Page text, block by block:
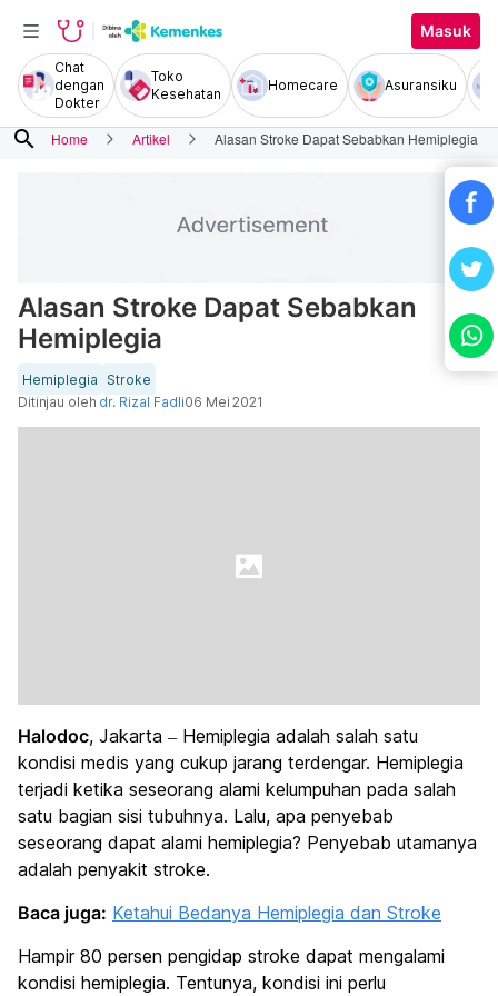
Masuk
Chat
dengan
Dokter
Toko
Kesehatan
Homecare Asuransiku
search Home Artikel Alasan Stroke Dapat Sebabkan Hemiplegia
Alasan Stroke Dapat Sebabkan
Hemiplegia
Hemiplegia
Stroke
Ditinjau oleh dr. Rizal Fadli06 Mei 2021
Halodoc, Jakarta – Hemiplegia adalah salah satu
kondisi medis yang cukup jarang terdengar. Hemiplegia
terjadi ketika seseorang alami kelumpuhan pada salah
satu bagian sisi tubuhnya. Lalu, apa penyebab
seseorang dapat alami hemiplegia? Penyebab utamanya
adalah penyakit stroke.
Baca juga: Ketahui Bedanya Hemiplegia dan Stroke
Hampir 80 persen pengidap stroke dapat mengalami
kondisi hemiplegia. Tentunya, kondisi ini perlu